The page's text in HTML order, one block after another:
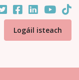
Logáil isteach